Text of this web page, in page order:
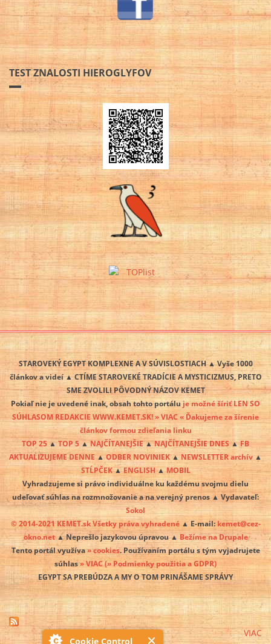
Cookie Control
TEST ZNALOSTI HIEROGLYFOV
STAROVEKÝ EGYPT KOMPLEXNE A V SÚVISLOSTIACH ▲ Vyše 1000
článkov a videí ▲ CTÍME STAROVEKÉ TRADÍCIE A MYSTICIZMUS, PRETO
SME ZVOLILI PÔVODNÝ NÁZOV KEMET
Pokiaľ nie je uvedené inak, obsah tohto portálu je možné šíriť LEN SO
SÚHLASOM REDAKCIE WWW.KEMET.SK! » VIAC « Ďakujeme za šírenie
článkov formou zdieľania linku
TOP 25 ▲ TOP 5▲NAJČÍTANEJŠIE▲NAJČÍTANEJŠIE DNES ▲FB
AKTUALIZUJEME DENNE▲ODBER NOVINIEK▲ NEWSLETTER archív ▲
STĹPČEK▲ENGLISH▲MOBIL
Vyhradzujeme si právo individuálne ku každému svojmu dielu
udeľovať súhlas na rozmnožovanie a na verejný prenos ▲ Vydavateľ:
Sokol
© 2014-2021 KEMET.sk Všetky práva vyhradené▲ E-mail: kemet@cez-
okno.net▲ Neprešlo jazykovou úpravou ▲ Bežíme na Drupale
Tento portál využíva» cookies. Používaním portálu s tým vyjadrujete
súhlas» VIAC(» Podmienky použitia a GDPR)
EGYPT SA PREBÚDZA A MY O TOM PRINÁŠAME SPRÁVY
VIAC